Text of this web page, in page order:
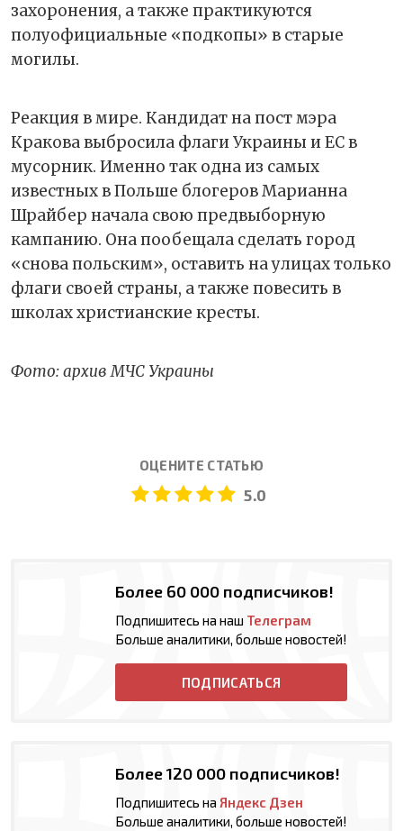
захоронения, а также практикуются
полуофициальные «подкопы» в старые
могилы.
Реакция в мире. Кандидат на пост мэра
Кракова выбросила флаги Украины и ЕС в
мусорник. Именно так одна из самых
известных в Польше блогеров Марианна
Шрайбер начала свою предвыборную
кампанию. Она пообещала сделать город
«снова польским», оставить на улицах только
флаги своей страны, а также повесить в
школах христианские кресты.
Фото: архив МЧС Украины
ОЦЕНИТЕ СТАТЬЮ
5.0
Более 60 000 подписчиков!
Подпишитесь на наш Телеграм
Больше аналитики, больше новостей!
ПОДПИСАТЬСЯ
Более 120 000 подписчиков!
Подпишитесь на Яндекс Дзен
Больше аналитики, больше новостей!